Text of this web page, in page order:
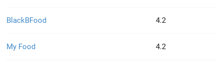
BlackBFood 4.2
My Food 4.2